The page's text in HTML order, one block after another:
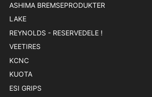
ASHIMA BREMSEPRODUKTER
LAKE
REYNOLDS - RESERVEDELE !
VEETIRES
KCNC
KUOTA
ESI GRIPS